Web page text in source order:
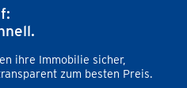
ihre Immobilie sicher,
zum besten Preis.